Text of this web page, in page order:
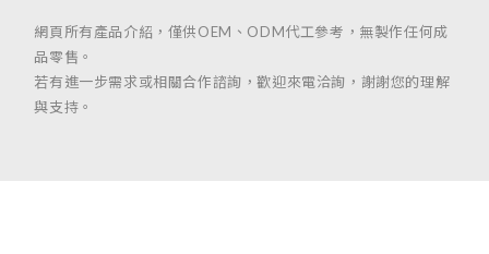
網頁所有產品介紹，僅供OEM、ODM代工參考，無製作任何成
品零售。
若有進一步需求或相關合作諮詢，歡迎來電洽詢，謝謝您的理解
與支持。